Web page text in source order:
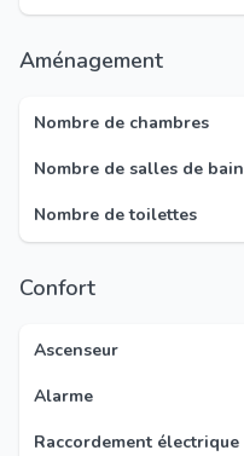
Aménagement
Nombre de chambres
Nombre de salles de bain
Nombre de toilettes
Confort
Ascenseur
Alarme
Raccordement électrique